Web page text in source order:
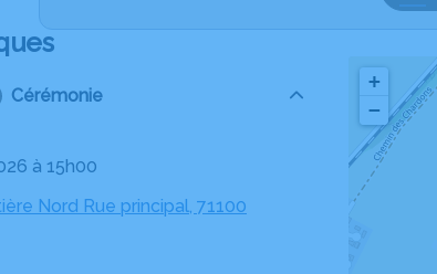
Cérémonie
à 15h00
Nord Rue principal, 71100
+
−